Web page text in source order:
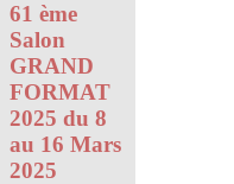
61 ème
Salon
GRAND
FORMAT
2025 du 8
au 16 Mars
2025